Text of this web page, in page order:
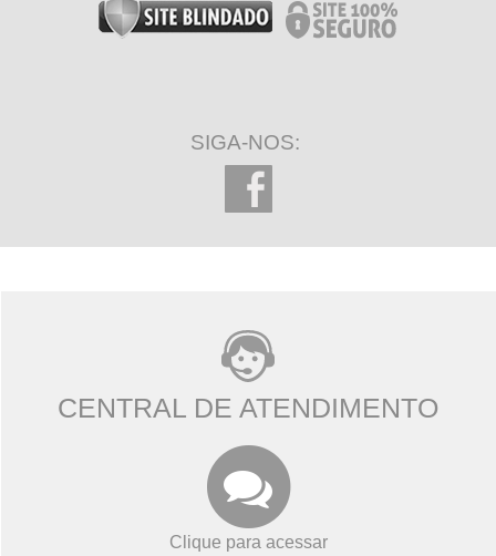
SIGA-NOS:
CENTRAL DE ATENDIMENTO
Clique para acessar